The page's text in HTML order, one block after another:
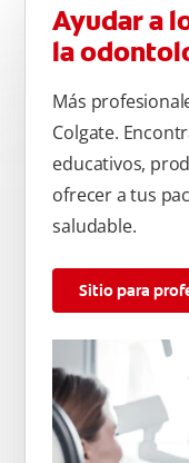
Ayudar a
la
Más
Colgate.
educativos,
ofrecer a tus
saludable.
Sitio para